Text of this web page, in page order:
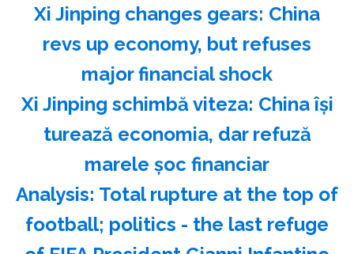
Xi Jinping changes gears: China
revs up economy, but refuses
major financial shock
Xi Jinping schimbă viteza: China îşi
turează economia, dar refuză
marele şoc financiar
Analysis: Total rupture at the top of
football; politics - the last refuge